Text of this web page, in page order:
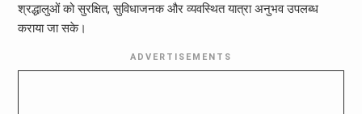
श्रद्धालुओं को सुरक्षित, सुविधाजनक और व्यवस्थित यात्रा अनुभव उपलब्ध
कराया जा सके।
ADVERTISEMENTS